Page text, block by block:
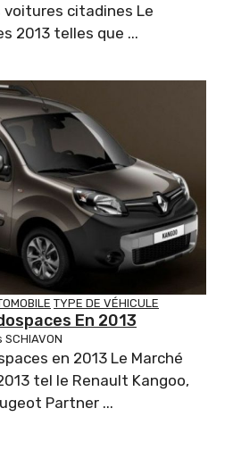
voitures citadines Le
2013 telles que ...
TYPE DE VÉHICULE
En 2013
en 2013 Le Marché
tel le Renault Kangoo,
Partner ...